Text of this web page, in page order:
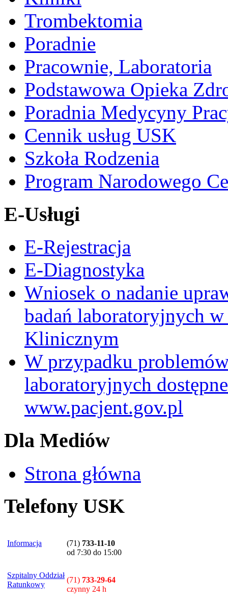
Trombektomia
Poradnie
Pracownie, Laboratoria
Podstawowa Opieka
Poradnia Medycyny
Cennik usług USK
Szkoła Rodzenia
Program Narodowego
E-Usługi
E-Rejestracja
E-Diagnostyka
Wniosek o nadanie
badań laboratoryjnych
Klinicznym
W przypadku
laboratoryjnych
www.pacjent.gov.pl
Dla Mediów
Strona główna
Telefony USK
Informacja (71) 733-11-10
od 7:30 do 15:00
Szpitalny Oddział
Ratunkowy
(71) 733-29-64
czynny 24 h